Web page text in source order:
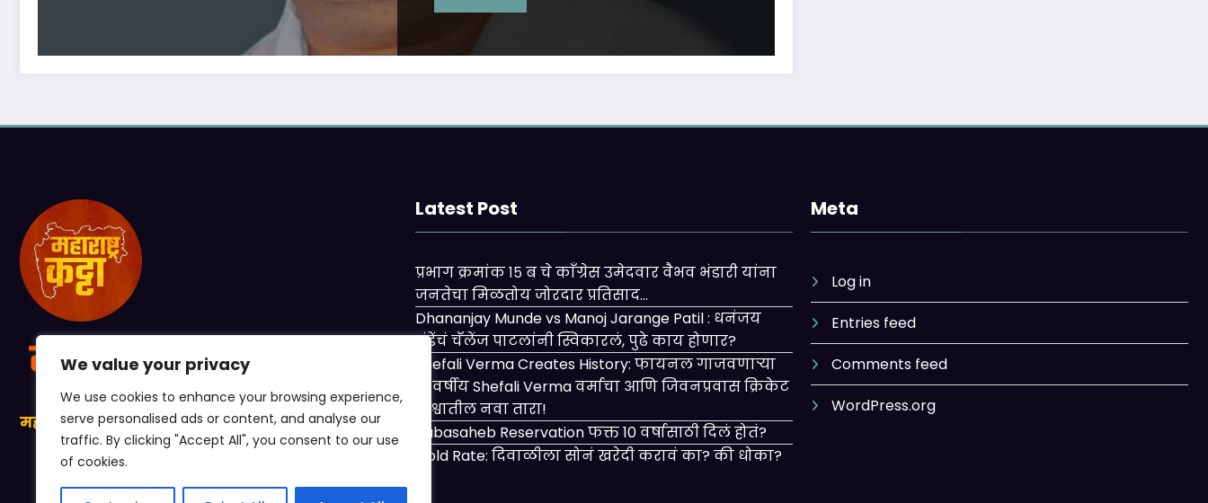
We value your privacy
We use cookies to enhance your browsing experience,
serve personalised ads or content, and analyse our
traffic. By clicking "Accept All", you consent to our use
of cookies.
महाराष्ट्राची प्रत्येक खबर, आपल्या कट्ट्यावर!
Latest Post
प्रभाग क्रमांक १५ ब चे काँग्रेस उमेदवार वैभव भंडारी यांना
जनतेचा मिळतोय जोरदार प्रतिसाद…
Dhananjay Munde vs Manoj Jarange Patil : धनंजय
मुंडेंचं चॅलेंज पाटलांनी स्विकारलं, पुढे काय होणार?
Shefali Verma Creates History: फायनल गाजवणाऱ्या
२१ वर्षीय Shefali Verma वर्माचा आणि जिवनप्रवास क्रिकेट
विश्वातील नवा तारा!
Babasaheb Reservation फक्त 10 वर्षासाठी दिलं होतं?
Gold Rate: दिवाळीला सोनं खरेदी करावं का? की धोका?
Meta
Log in
Entries feed
Comments feed
WordPress.org